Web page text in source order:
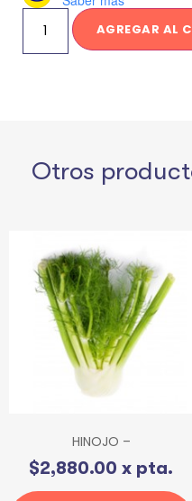
AGREGAR AL
Otros
HINOJO –
$2,880.00 x pta.